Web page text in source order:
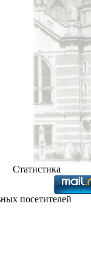
Статистика
посетителей